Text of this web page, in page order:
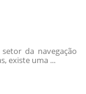
da navegação
existe uma ...